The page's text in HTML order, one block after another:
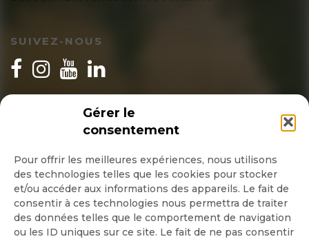
Gérer le
consentement
Pour offrir les meilleures expériences, nous utilisons
des technologies telles que les cookies pour stocker
et/ou accéder aux informations des appareils. Le fait de
consentir à ces technologies nous permettra de traiter
des données telles que le comportement de navigation
ou les ID uniques sur ce site. Le fait de ne pas consentir
SUIVEZ-NOUS
INSCRIPTION NEWSLETTER
Quotidienne
Hebdo